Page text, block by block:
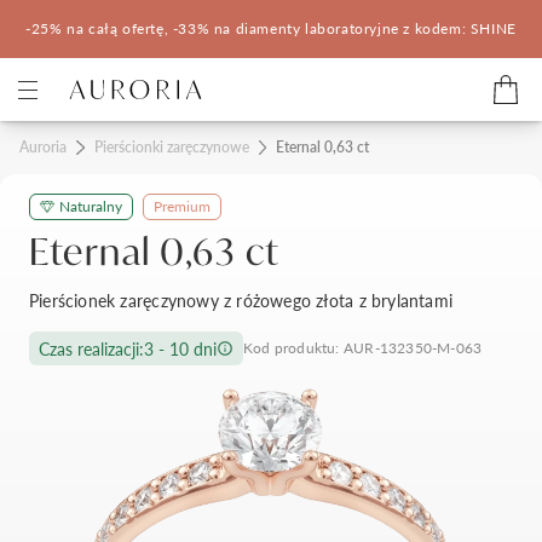
-25% na całą ofertę, -33% na diamenty laboratoryjne z kodem: SHINE
Kategorie
Pierścionki zaręczynowe
Pomocne
Konfigurator 3D
Salony Auroria
Salon Auroria Arkadia
Korzyści z zakupu
Auroria Pierścionki zaręczynowe Eternal 0,63 ct
Naturalny Premium
Eternal 0,63 ct
Pierścionek zaręczynowy z różowego złota z brylantami
Czas realizacji:3 - 10 dni Kod produktu: AUR-132350-M-063